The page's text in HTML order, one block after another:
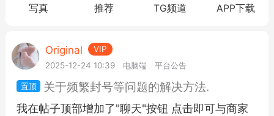
写真 推荐 TG频道 APP下载
Original
VIP
2025-12-24 10:39
电脑端 平台公告
关于频繁封号等问题的解决方法.
我在帖子顶部增加了"聊天"按钮 点击即可与商家